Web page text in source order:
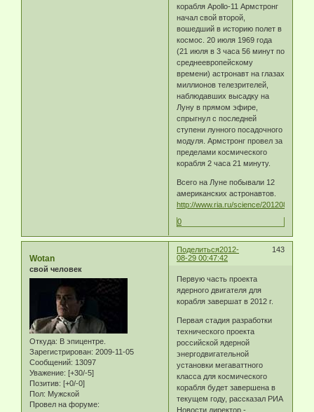
корабля Apollo-11 Армстронг
начал свой второй,
вошедший в историю полет в
космос. 20 июля 1969 года
(21 июля в 3 часа 56 минут по
среднеевропейскому
времени) астронавт на глазах
миллионов телезрителей,
наблюдавших высадку на
Луну в прямом эфире,
спрыгнул с последней
ступени лунного посадочного
модуля. Армстронг провел за
пределами космического
корабля 2 часа 21 минуту.
Всего на Луне побывали 12
американских астронавтов.
http://www.ria.ru/science/20120826/
0
Поделиться 143
2012-
08-29 00:47:42
Wotan
свой человек
Откуда: В эпицентре.
Зарегистрирован: 2009-11-05
Сообщений: 13097
Уважение: [+30/-5]
Позитив: [+0/-0]
Пол: Мужской
Провел на форуме:
Первую часть проекта
ядерного двигателя для
корабля завершат в 2012 г.
Первая стадия разработки
технического проекта
российской ядерной
энергодвигательной
установки мегаваттного
класса для космического
корабля будет завершена в
текущем году, рассказал РИА
Новости директор -